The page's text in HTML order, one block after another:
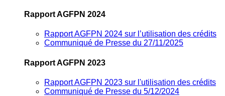
Rapport AGFPN 2024
Rapport AGFPN 2024 sur l’utilisation des crédits
Communiqué de Presse du 27/11/2025
Rapport AGFPN 2023
Rapport AGFPN 2023 sur l'utilisation des crédits
Communiqué de Presse du 5/12/2024